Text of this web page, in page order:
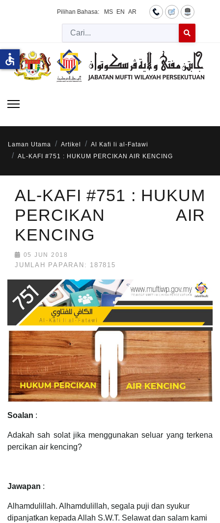
Pilihan Bahasa: MS EN AR
Cari
Laman Utama Artikel
Al Kafi li al-Fatawi
AL-KAFI #751 : HUKUM PERCIKAN AIR KENCING
AL-KAFI #751 : HUKUM
PERCIKAN AIR
KENCING
05 JUN 2018
JUMLAH PAPARAN: 187815
Soalan :
Adakah sah solat jika menggunakan seluar yang terkena
percikan air kencing?
Jawapan :
Alhamdulillah. Alhamdulillah, segala puji dan syukur
dipanjatkan kepada Allah S.W.T. Selawat dan salam kami
accessible